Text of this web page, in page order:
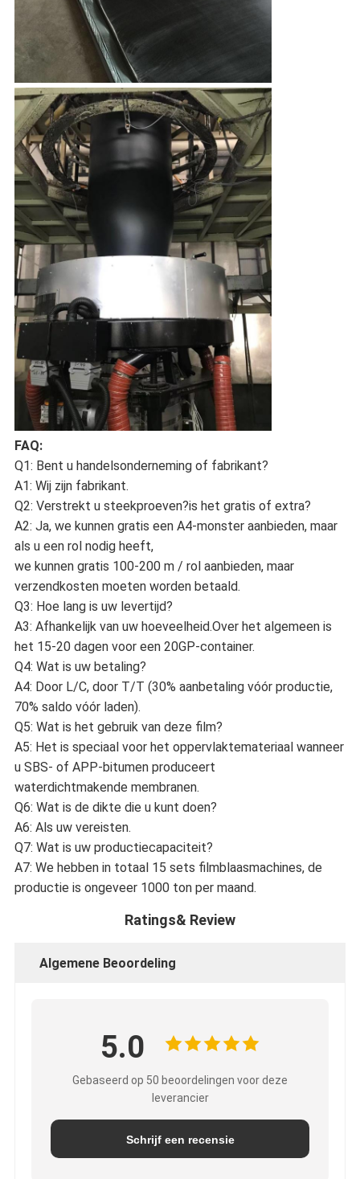
FAQ:
Q1: Bent u handelsonderneming of fabrikant?
A1: Wij zijn fabrikant.
Q2: Verstrekt u steekproeven?is het gratis of extra?
A2: Ja, we kunnen gratis een A4-monster aanbieden, maar
als u een rol nodig heeft,
we kunnen gratis 100-200 m / rol aanbieden, maar
verzendkosten moeten worden betaald.
Q3: Hoe lang is uw levertijd?
A3: Afhankelijk van uw hoeveelheid.Over het algemeen is
het 15-20 dagen voor een 20GP-container.
Q4: Wat is uw betaling?
A4: Door L/C, door T/T (30% aanbetaling vóór productie,
70% saldo vóór laden).
Q5: Wat is het gebruik van deze film?
A5: Het is speciaal voor het oppervlaktemateriaal wanneer
u SBS- of APP-bitumen produceert
waterdichtmakende membranen.
Q6: Wat is de dikte die u kunt doen?
A6: Als uw vereisten.
Q7: Wat is uw productiecapaciteit?
A7: We hebben in totaal 15 sets filmblaasmachines, de
productie is ongeveer 1000 ton per maand.
Ratings& Review
Algemene Beoordeling
5.0
Gebaseerd op 50 beoordelingen voor deze
leverancier
Schrijf een recensie